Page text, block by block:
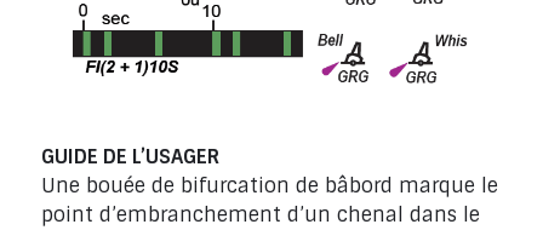
GUIDE DE L’USAGER
Une bouée de bifurcation de bâbord marque le
point d’embranchement d’un chenal dans le